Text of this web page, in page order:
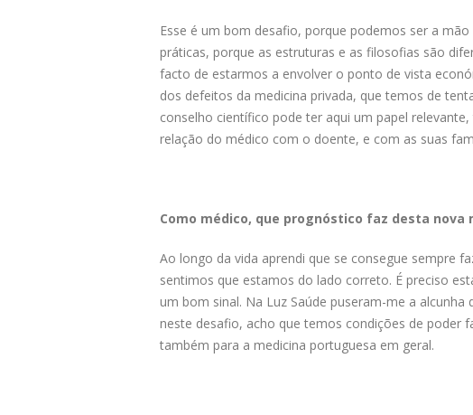
Esse é um bom desafio, porque podemos ser a
práticas, porque as estruturas e as filosofias são
facto de estarmos a envolver o ponto de vista
dos defeitos da medicina privada, que temos de
conselho científico pode ter aqui um papel
relação do médico com o doente, e com as suas
Como médico, que prognóstico faz desta nova
Ao longo da vida aprendi que se consegue sempre
sentimos que estamos do lado correto. É preciso
um bom sinal. Na Luz Saúde puseram-me a alcunha
neste desafio, acho que temos condições de poder
também para a medicina portuguesa em geral.